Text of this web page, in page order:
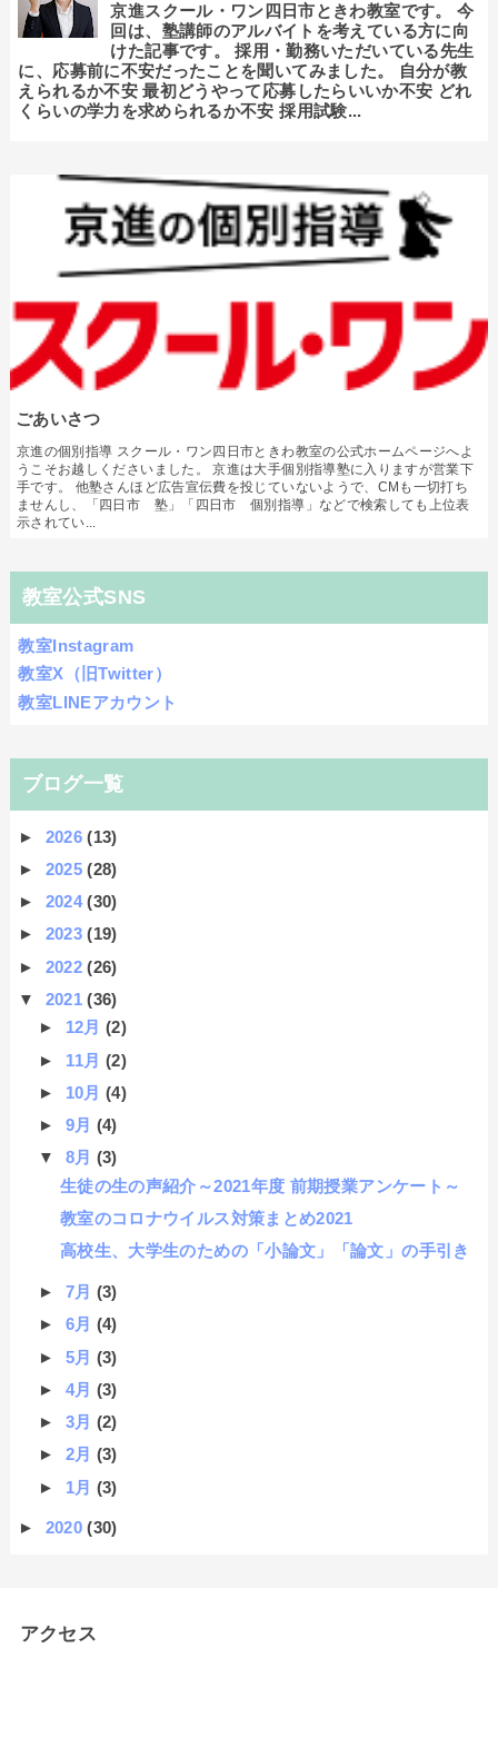
京進スクール・ワン四日市ときわ教室です。 今
回は、塾講師のアルバイトを考えている方に向
けた記事です。 採用・勤務いただいている先生
に、応募前に不安だったことを聞いてみました。 自分が教
えられるか不安 最初どうやって応募したらいいか不安 どれ
くらいの学力を求められるか不安 採用試験...
ごあいさつ
京進の個別指導 スクール・ワン四日市ときわ教室の公式ホームページへよ
うこそお越しくださいました。 京進は大手個別指導塾に入りますが営業下
手です。 他塾さんほど広告宣伝費を投じていないようで、CMも一切打ち
ませんし、「四日市 塾」「四日市 個別指導」などで検索しても上位表
示されてい...
教室公式SNS
教室Instagram
教室X（旧Twitter）
教室LINEアカウント
ブログ一覧
► 2026(13)
► 2025(28)
► 2024(30)
► 2023(19)
► 2022(26)
▼ 2021(36)
► 12月 (2)
► 11月 (2)
► 10月 (4)
► 9月 (4)
▼ 8月 (3)
生徒の生の声紹介～2021年度 前期授業アンケート～
教室のコロナウイルス対策まとめ2021
高校生、大学生のための「小論文」「論文」の手引き
► 7月 (3)
► 6月 (4)
► 5月 (3)
► 4月 (3)
► 3月 (2)
► 2月 (3)
► 1月 (3)
► 2020(30)
アクセス